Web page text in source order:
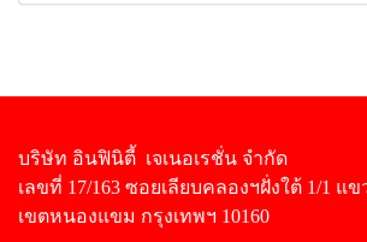
บริษัท อินฟินิตี้ เจเนอเรชั่น จำกัด
เลขที่ 17/163 ซอยเลียบคลองฯฝั่งใต้ 1/1 แ
เขตหนองแขม กรุงเทพฯ 10160